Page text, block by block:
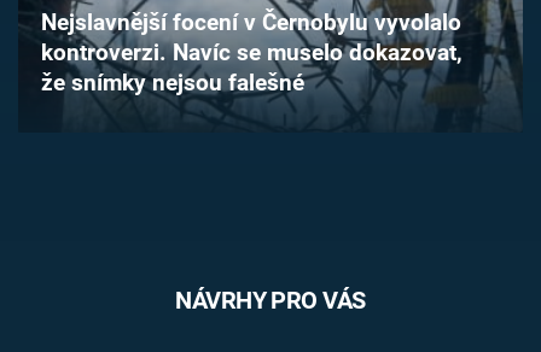
Časopis
Sledujte prima+
Nejslavnější focení v Černobylu vyvolalo
kontroverzi. Navíc se muselo dokazovat,
že snímky nejsou falešné
NÁVRHY PRO VÁS